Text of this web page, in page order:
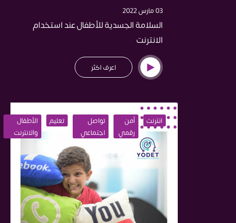
03 مارس 2022
السلامة الجسدية للأطفال عند استخدام
الانترنت
اعرف اكثر
انترنت
أمن
رقمي
تواصل
اجتماعي
تعليم
الأطفال
والانترنت